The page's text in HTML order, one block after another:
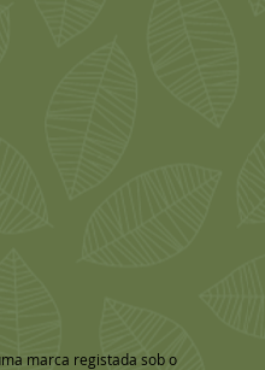
marca registada sob o